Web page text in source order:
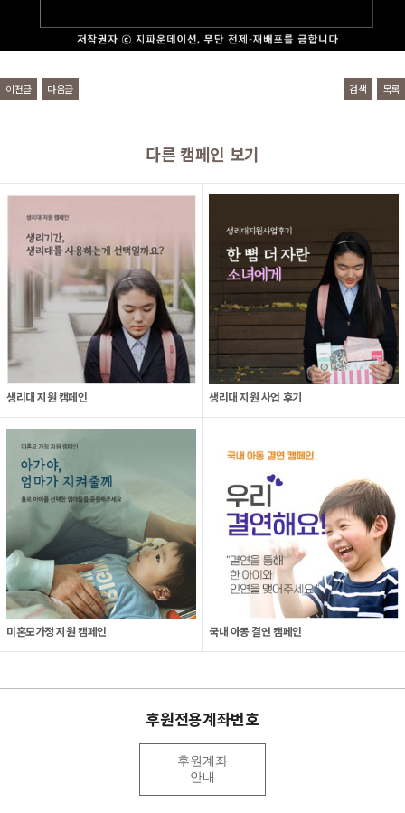
이전글 다음글 검색 목록
다른 캠페인 보기
생리대 지원 캠페인 생리대 지원 사업 후기
미혼모가정 지원 캠페인 국내 아동 결연 캠페인
후원전용계좌번호
후원계좌
안내